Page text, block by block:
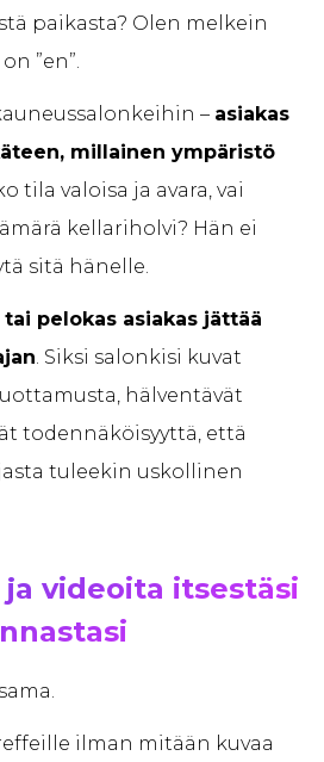
paikasta? Olen melkein
”en”.
– asiakas
millainen ympäristö
tila valoisa ja avara, vai
kellariholvi? Hän ei
sitä hänelle.
pelokas asiakas jättää
. Siksi salonkisi kuvat
hälventävät
todennäköisyyttä, että
tuleekin uskollinen
ja videoita itsestäsi
ilman mitään kuvaa